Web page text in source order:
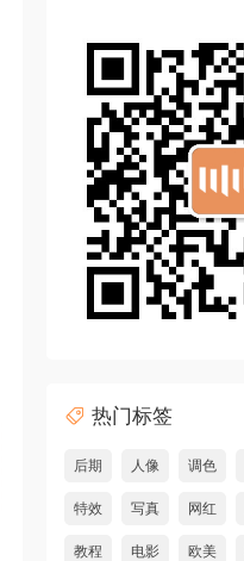
热门标签
后期 人像 调色
特效 写真 网红
教程 电影 欧美